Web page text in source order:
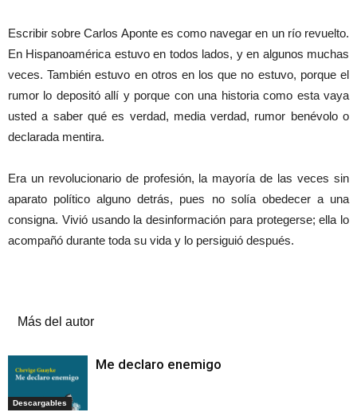
Escribir sobre Carlos Aponte es como navegar en un río revuelto.
En Hispanoamérica estuvo en todos lados, y en algunos muchas
veces. También estuvo en otros en los que no estuvo, porque el
rumor lo depositó allí y porque con una historia como esta vaya
usted a saber qué es verdad, media verdad, rumor benévolo o
declarada mentira.
Era un revolucionario de profesión, la mayoría de las veces sin
aparato político alguno detrás, pues no solía obedecer a una
consigna. Vivió usando la desinformación para protegerse; ella lo
acompañó durante toda su vida y lo persiguió después.
Más del autor
Descargables
Me declaro enemigo